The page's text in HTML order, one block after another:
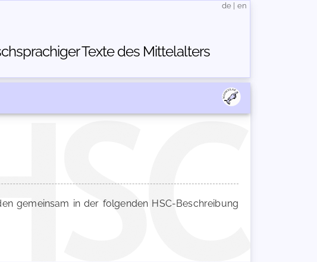
Texte des Mittelalters
de en
gemeinsam in der folgenden HSC-Beschreibung